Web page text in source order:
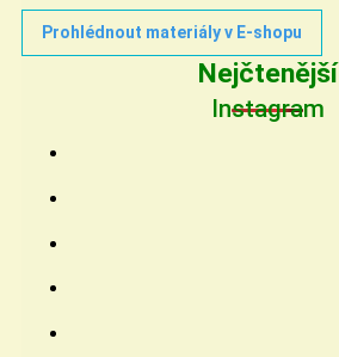
Prohlédnout materiály v E-shopu
Nejčtenější
Instagram